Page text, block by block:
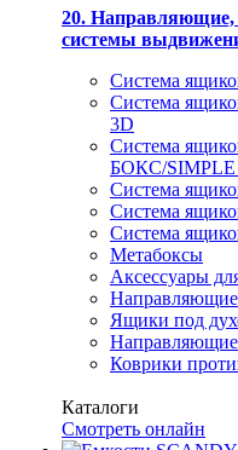
20. Направляющие,
системы
Система
Система
3D
Система
БОКС/SIMPLE
Система
Система
Система
Метабоксы
Аксессуары
Направляющие
Ящики под
Направляющие
Коврики
Каталоги
Смотреть онлайн